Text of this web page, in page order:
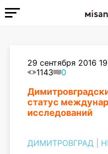
29 сентября 2016
1143
0
статус
исследований
ДИМИТРОВГРАД